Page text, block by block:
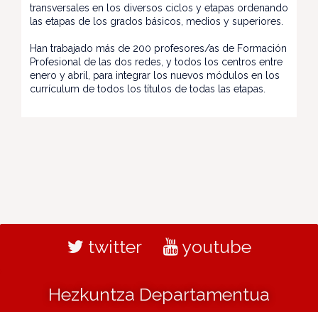
transversales en los diversos ciclos y etapas ordenando
las etapas de los grados básicos, medios y superiores.
Han trabajado más de 200 profesores/as de Formación
Profesional de las dos redes, y todos los centros entre
enero y abril, para integrar los nuevos módulos en los
currículum de todos los títulos de todas las etapas.
twitter youtube
Hezkuntza Departamentua